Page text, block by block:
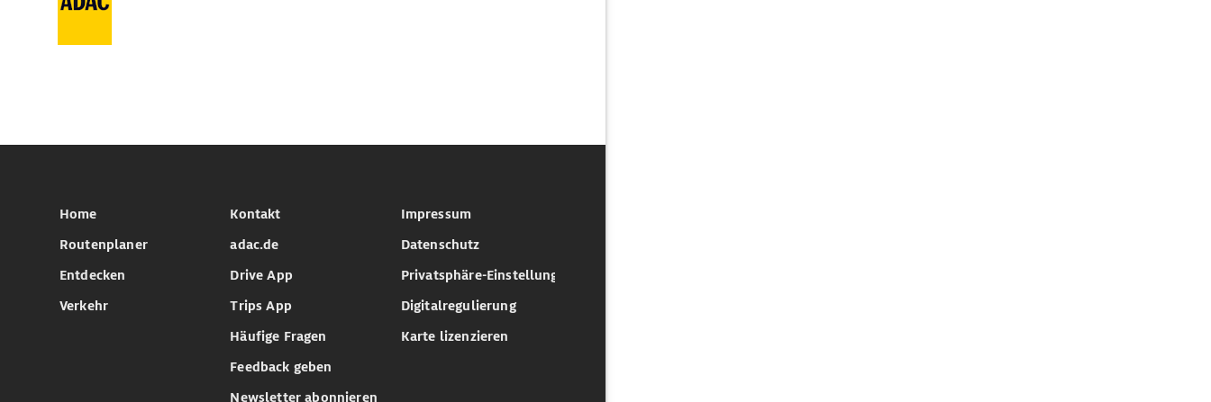
Home
Routenplaner
Entdecken
Verkehr
Kontakt
adac.de
Drive App
Trips App
Häufige Fragen
Feedback geben
Newsletter abonnieren
Impressum
Datenschutz
Privatsphäre-Einstellungen
Digitalregulierung
Karte lizenzieren